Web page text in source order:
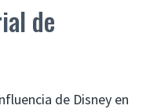
de
de Disney en